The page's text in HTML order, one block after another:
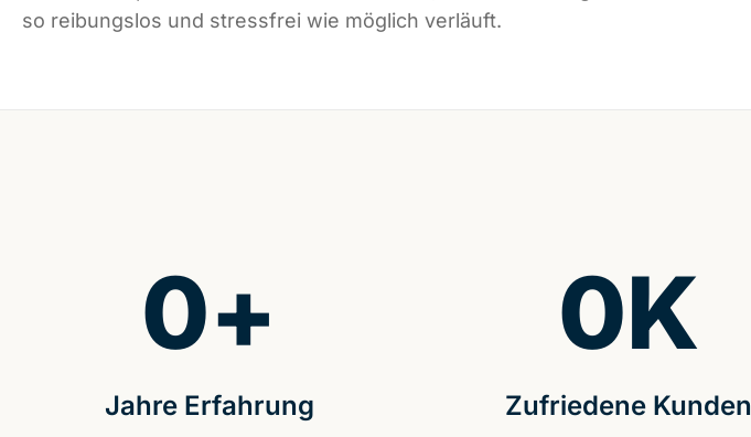
so reibungslos und stressfrei wie möglich verläuft.
Jahre Erfahrung
0+
Zufriedene Kunden
0K